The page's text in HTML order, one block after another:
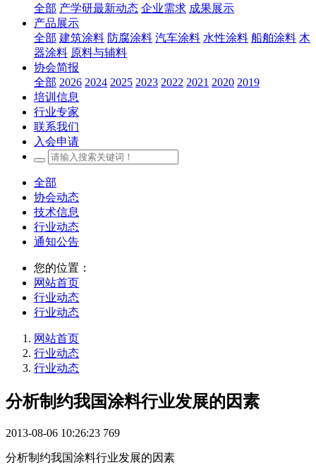
全部 产学研最新动态 企业需求 成果展示
产品展示
全部 建筑涂料 防腐涂料 汽车涂料 水性涂料 船舶涂料 木
器涂料 原料与辅料
协会简报
全部 2026 2024 2025 2023 2022 2021 2020 2019
培训信息
行业专家
联系我们
入会申请
全部
协会动态
技术信息
行业动态
通知公告
您的位置：
网站首页
行业动态
行业动态
网站首页
行业动态
行业动态
分析制约我国涂料行业发展的因素
2013-08-06 10:26:23 769
分析制约我国涂料行业发展的因素